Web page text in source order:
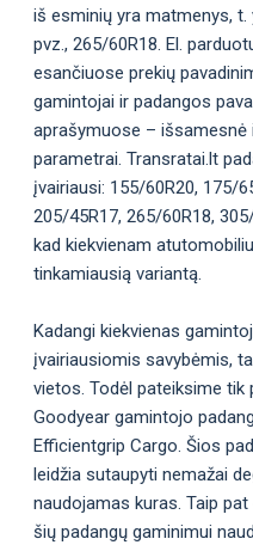
iš esminių yra matmenys, t.
pvz., 265/60R18. El.
esančiuose prekių
gamintojai ir padangos
aprašymuose –
parametrai. Transratai.lt
įvairiausi: 155/60R20, 175/
205/45R17, 265/60R18,
kad kiekvienam
tinkamiausią variantą.
Kadangi kiekvienas
įvairiausiomis savybėmis,
vietos. Todėl pateiksime tik
Goodyear gamintojo
Efficientgrip Cargo. Šios
leidžia sutaupyti nemažai
naudojamas kuras. Taip
šių padangų gaminimui